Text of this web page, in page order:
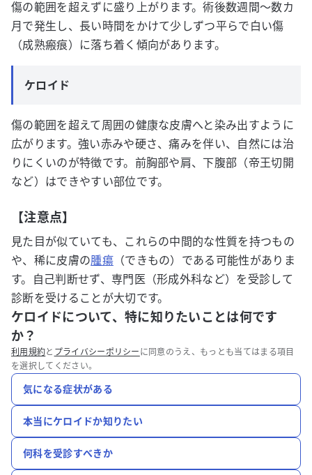
傷の範囲を超えずに盛り上がります。術後数週間～数カ
月で発生し、長い時間をかけて少しずつ平らで白い傷
（成熟瘢痕）に落ち着く傾向があります。
ケロイド
傷の範囲を超えて周囲の健康な皮膚へと染み出すように
広がります。強い赤みや硬さ、痛みを伴い、自然には治
りにくいのが特徴です。前胸部や肩、下腹部（帝王切開
など）はできやすい部位です。
【注意点】
見た目が似ていても、これらの中間的な性質を持つもの
や、稀に皮膚の腫瘍（できもの）である可能性がありま
す。自己判断せず、専門医（形成外科など）を受診して
診断を受けることが大切です。
ケロイドについて、特に知りたいことは何です
か？
利用規約と プライバシーポリシー に同意のうえ、もっとも当てはまる項目
を選択してください。
気になる症状がある
本当にケロイドか知りたい
何科を受診すべきか